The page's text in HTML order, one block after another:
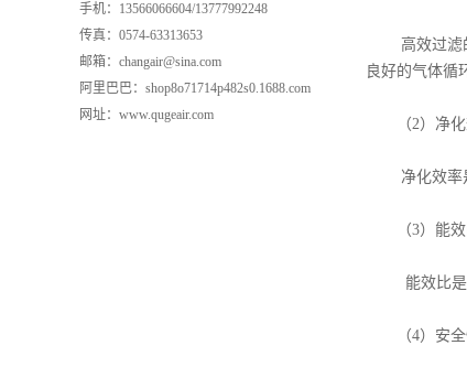
手机：13566066604/13777992248
传真：0574-63313653
邮箱：changair@sina.com
阿里巴巴：shop8o71714p482s0.1688.com
网址：www.qugeair.com
高效过滤
良好的气体循
（2）净化
净化效率是
（3）能效
能效比是国
（4）安全